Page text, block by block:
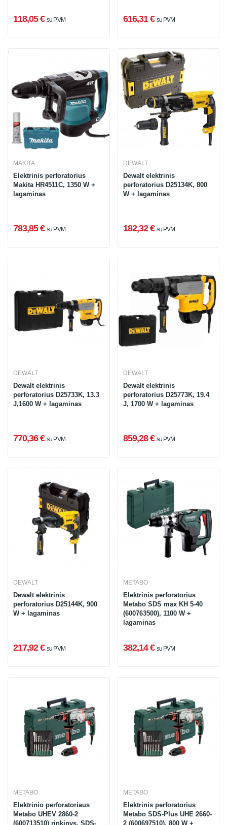
118,05 € su PVM 616,31 € su PVM
MAKITA
Elektrinis perforatorius
Makita HR4511C, 1350 W +
lagaminas
783,85 € su PVM
DEWALT
Dewalt elektrinis
perforatorius D25134K, 800
W + lagaminas
182,32 € su PVM
DEWALT
Dewalt elektrinis
perforatorius D25733K, 13.3
J,1600 W + lagaminas
770,36 € su PVM
DEWALT
Dewalt elektrinis
perforatorius D25773K, 19.4
J, 1700 W + lagaminas
859,28 € su PVM
DEWALT
Dewalt elektrinis
perforatorius D25144K, 900
W + lagaminas
217,92 € su PVM
METABO
Elektrinis perforatorius
Metabo SDS max KH 5-40
(600763500), 1100 W +
lagaminas
382,14 € su PVM
METABO
Elektrinio perforatoriaus
Metabo UHEV 2860-2
(600713510) rinkinys, SDS-
METABO
Elektrinis perforatorius
Metabo SDS-Plus UHE 2660-
2 (600697510), 800 W +